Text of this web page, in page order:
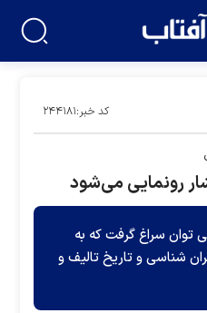
کد خبر:۲۴۴۱۸۱
رونمایی می‌شود
سراغ گرفت که به
شناسی و تاریخ تالیف و